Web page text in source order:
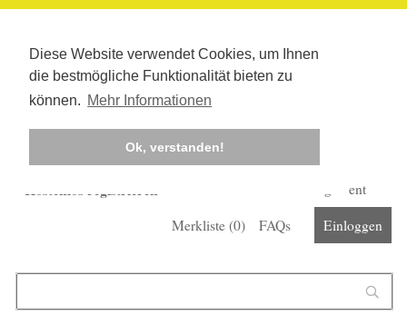
Diese Website verwendet Cookies, um Ihnen
die bestmögliche Funktionalität bieten zu
können. Mehr Informationen
Ok, verstanden!
Kostenlos registrieren
Corona-Management
Merkliste (0) FAQs Einloggen